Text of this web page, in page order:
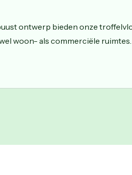
ontwerp bieden onze
woon- als commerciële ruimtes.